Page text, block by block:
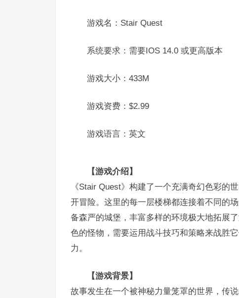
游戏名：Stair Quest
系统要求：需要IOS 14.0 或更高版本
游戏大小：433M
游戏资费：$2.99
游戏语言：英文
【游戏介绍】
《Stair Quest》构建了一个充满奇幻色彩的
开冒险。这里的每一层楼梯都连接着不同的
备森严的城堡，丰富多样的环境极大地拓展
色的怪物，需要运用战斗技巧和策略来战胜
力。
【游戏背景】
故事发生在一个被神秘力量笼罩的世界，传